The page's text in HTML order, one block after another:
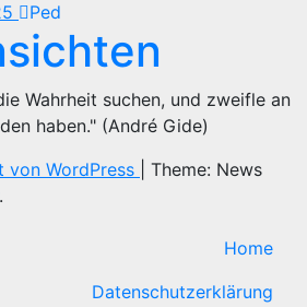
Ped
Wahrheit suchen, und zweifle an
haben." (André Gide)
WordPress
Theme: News
.
Home
Datenschutzerklärung